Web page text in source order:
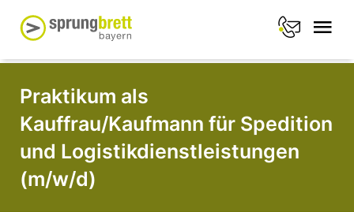
Praktikum als
Kauffrau/Kaufmann für Spedition
und Logistikdienstleistungen
(m/w/d)